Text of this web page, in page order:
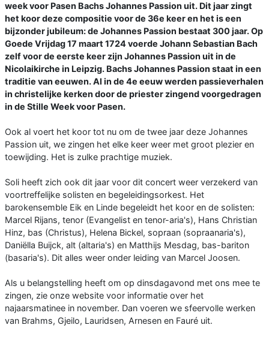
week voor Pasen Bachs Johannes Passion uit. Dit jaar zingt
het koor deze compositie voor de 36e keer en het is een
bijzonder jubileum: de Johannes Passion bestaat 300 jaar. Op
Goede Vrijdag 17 maart 1724 voerde Johann Sebastian Bach
zelf voor de eerste keer zijn Johannes Passion uit in de
Nicolaikirche in Leipzig. Bachs Johannes Passion staat in een
traditie van eeuwen. Al in de 4e eeuw werden passieverhalen
in christelijke kerken door de priester zingend voorgedragen
in de Stille Week voor Pasen.
Ook al voert het koor tot nu om de twee jaar deze Johannes
Passion uit, we zingen het elke keer weer met groot plezier en
toewijding. Het is zulke prachtige muziek.
Soli heeft zich ook dit jaar voor dit concert weer verzekerd van
voortreffelijke solisten en begeleidingsorkest. Het
barokensemble Eik en Linde begeleidt het koor en de solisten:
Marcel Rijans, tenor (Evangelist en tenor-aria's), Hans Christian
Hinz, bas (Christus), Helena Bickel, sopraan (sopraanaria's),
Daniëlla Buijck, alt (altaria's) en Matthijs Mesdag, bas-bariton
(basaria's). Dit alles weer onder leiding van Marcel Joosen.
Als u belangstelling heeft om op dinsdagavond met ons mee te
zingen, zie onze website voor informatie over het
najaarsmatinee in november. Dan voeren we sfeervolle werken
van Brahms, Gjeilo, Lauridsen, Arnesen en Fauré uit.